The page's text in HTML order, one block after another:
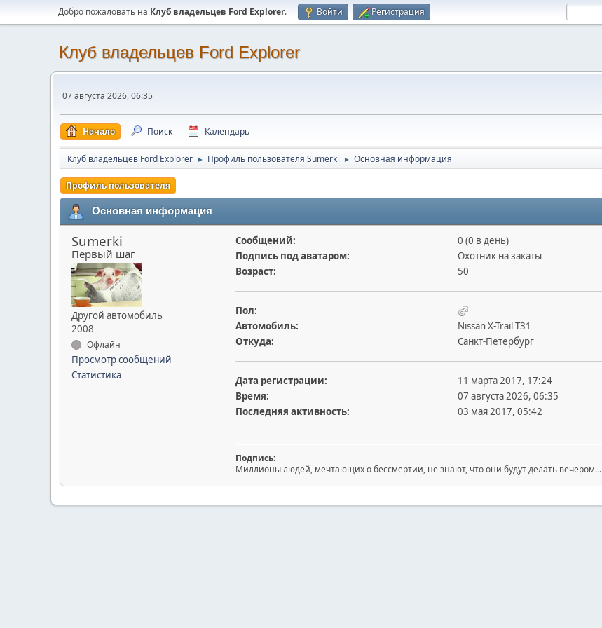
Добро пожаловать на Клуб владельцев Ford Explorer. Войти Регистрация
Клуб владельцев Ford Explorer
07 августа 2026, 06:35
Начало Поиск Календарь
Клуб владельцев Ford Explorer ► Профиль пользователя Sumerki ► Основная информация
Профиль пользователя
Основная информация
Sumerki
Первый шаг
Другой автомобиль
2008
Офлайн
Просмотр сообщений
Статистика
Сообщений:
0 (0 в день)
Подпись под аватаром:
Охотник на закаты
Возраст:
50
Пол:
Автомобиль:
Nissan X-Trail T31
Откуда:
Санкт-Петербург
Дата регистрации:
11 марта 2017, 17:24
Время:
07 августа 2026, 06:35
Последняя активность:
03 мая 2017, 05:42
Подпись:
Миллионы людей, мечтающих о бессмертии, не знают, что они будут делать вечером...